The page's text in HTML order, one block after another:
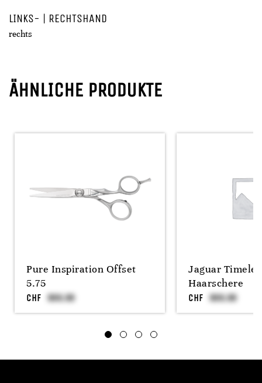
LINKS- | RECHTSHAND
rechts
ÄHNLICHE PRODUKTE
Pure Inspiration Offset
5.75
CHF
Jaguar
Haarschere
CHF